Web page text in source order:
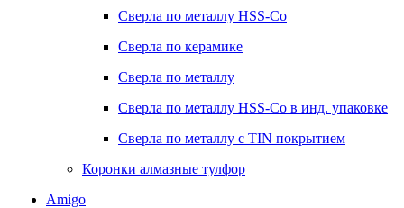
Сверла по металлу HSS-Co
Сверла по керамике
Сверла по металлу
Сверла по металлу HSS-Co в инд. упаковке
Сверла по металлу с TIN покрытием
Коронки алмазные тулфор
Amigo